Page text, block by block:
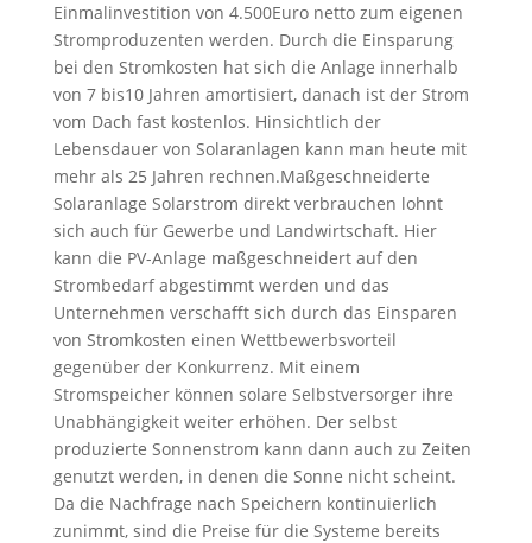
Einmalinvestition von 4.500Euro netto zum eigenen
Stromproduzenten werden. Durch die Einsparung
bei den Stromkosten hat sich die Anlage innerhalb
von 7 bis10 Jahren amortisiert, danach ist der Strom
vom Dach fast kostenlos. Hinsichtlich der
Lebensdauer von Solaranlagen kann man heute mit
mehr als 25 Jahren rechnen.Maßgeschneiderte
Solaranlage Solarstrom direkt verbrauchen lohnt
sich auch für Gewerbe und Landwirtschaft. Hier
kann die PV-Anlage maßgeschneidert auf den
Strombedarf abgestimmt werden und das
Unternehmen verschafft sich durch das Einsparen
von Stromkosten einen Wettbewerbsvorteil
gegenüber der Konkurrenz. Mit einem
Stromspeicher können solare Selbstversorger ihre
Unabhängigkeit weiter erhöhen. Der selbst
produzierte Sonnenstrom kann dann auch zu Zeiten
genutzt werden, in denen die Sonne nicht scheint.
Da die Nachfrage nach Speichern kontinuierlich
zunimmt, sind die Preise für die Systeme bereits